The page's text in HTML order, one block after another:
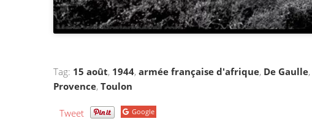
Tag: 15 août, 1944, armée française d'afrique, De Gaulle,
Provence, Toulon
Google
Tweet